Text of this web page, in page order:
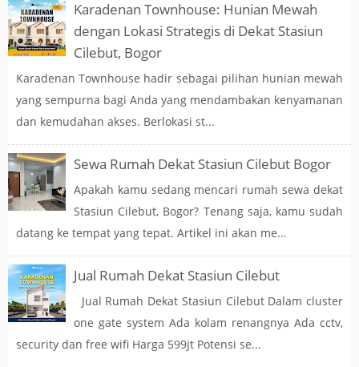
Karadenan Townhouse: Hunian Mewah
dengan Lokasi Strategis di Dekat Stasiun
Cilebut, Bogor
Karadenan Townhouse hadir sebagai pilihan hunian mewah
yang sempurna bagi Anda yang mendambakan kenyamanan
dan kemudahan akses. Berlokasi st...
Sewa Rumah Dekat Stasiun Cilebut Bogor
Apakah kamu sedang mencari rumah sewa dekat
Stasiun Cilebut, Bogor? Tenang saja, kamu sudah
datang ke tempat yang tepat. Artikel ini akan me...
Jual Rumah Dekat Stasiun Cilebut
Jual Rumah Dekat Stasiun Cilebut Dalam cluster
one gate system Ada kolam renangnya Ada cctv,
security dan free wifi Harga 599jt Potensi se...